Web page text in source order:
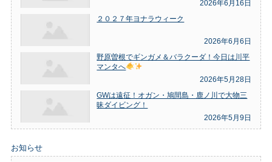
2026年6月16日
２０２７年ヨナラウィーク
2026年6月6日
野原曽根でギンガメ＆バラクーダ！今日は川平
マンタへ
2026年5月28日
GWは遠征！オガン・鳩間島・鹿ノ川で大物三
昧ダイビング！
2026年5月9日
お知らせ